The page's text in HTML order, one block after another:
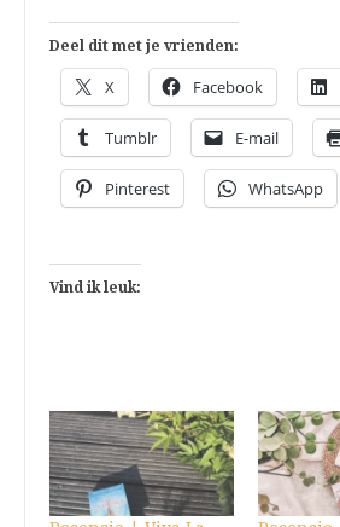
Deel dit met je vrienden:
X Facebook
Tumblr E-mail
Pinterest WhatsApp
Vind ik leuk: